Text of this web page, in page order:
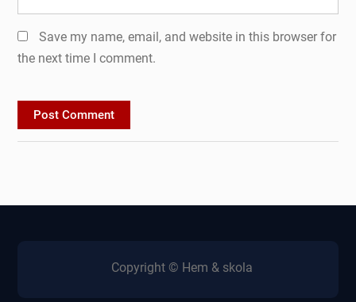
Save my name, email, and website in this browser for
the next time I comment.
Copyright © Hem & skola